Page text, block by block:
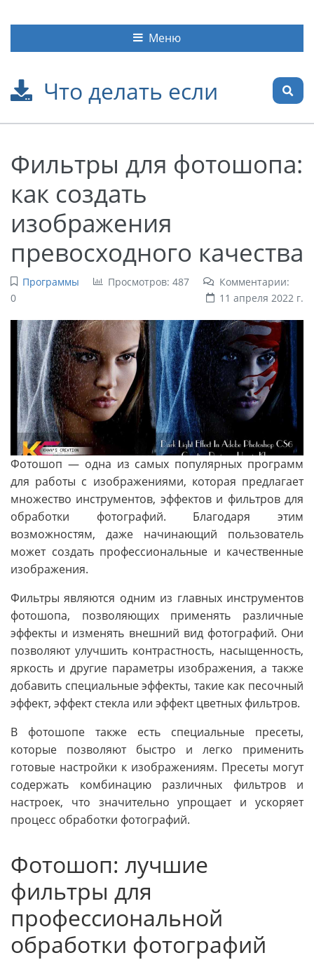
Что делать если
Меню
Фильтры для фотошопа:
как создать
изображения
превосходного качества
Программы Просмотров: 487
Комментарии:
0
11 апреля 2022 г.
Фотошоп — одна из самых популярных программ
для работы с изображениями, которая предлагает
множество инструментов, эффектов и фильтров для
обработки фотографий. Благодаря этим
возможностям, даже начинающий пользователь
может создать профессиональные и качественные
изображения.
Фильтры являются одним из главных инструментов
фотошопа, позволяющих применять различные
эффекты и изменять внешний вид фотографий. Они
позволяют улучшить контрастность, насыщенность,
яркость и другие параметры изображения, а также
добавить специальные эффекты, такие как песочный
эффект, эффект стекла или эффект цветных фильтров.
В фотошопе также есть специальные пресеты,
которые позволяют быстро и легко применить
готовые настройки к изображениям. Пресеты могут
содержать комбинацию различных фильтров и
настроек, что значительно упрощает и ускоряет
процесс обработки фотографий.
Фотошоп: лучшие
фильтры для
профессиональной
обработки фотографий